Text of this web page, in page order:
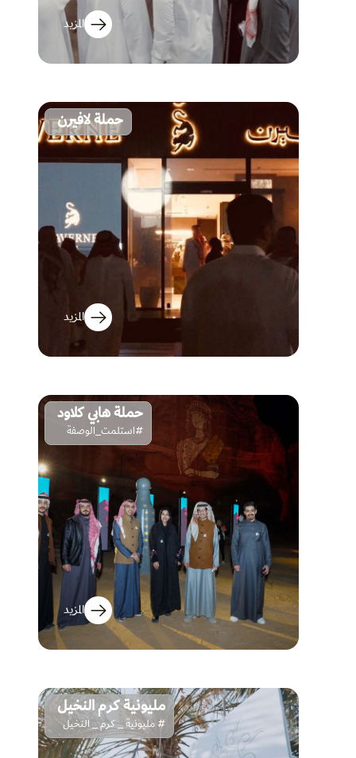
المزيد
حملة لافيرن
المزيد
حملة هابي كلاود
#استلمت_الوصفة
المزيد
مليونية كرم النخيل
# مليونية _ كرم _ النخيل